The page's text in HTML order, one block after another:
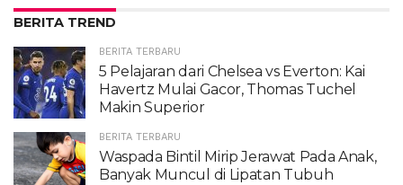
BERITA TREND
BERITA TERBARU
5 Pelajaran dari Chelsea vs Everton: Kai
Havertz Mulai Gacor, Thomas Tuchel
Makin Superior
BERITA TERBARU
Waspada Bintil Mirip Jerawat Pada Anak,
Banyak Muncul di Lipatan Tubuh